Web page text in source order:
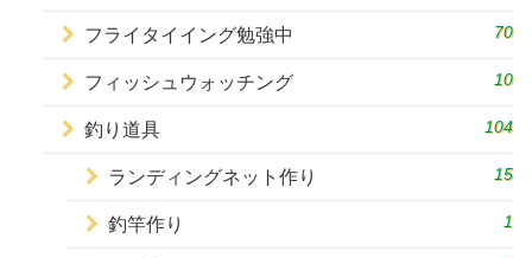
フライタイイング勉強中 70
フィッシュウォッチング 10
釣り道具 104
ランディングネット作り 15
釣竿作り 1